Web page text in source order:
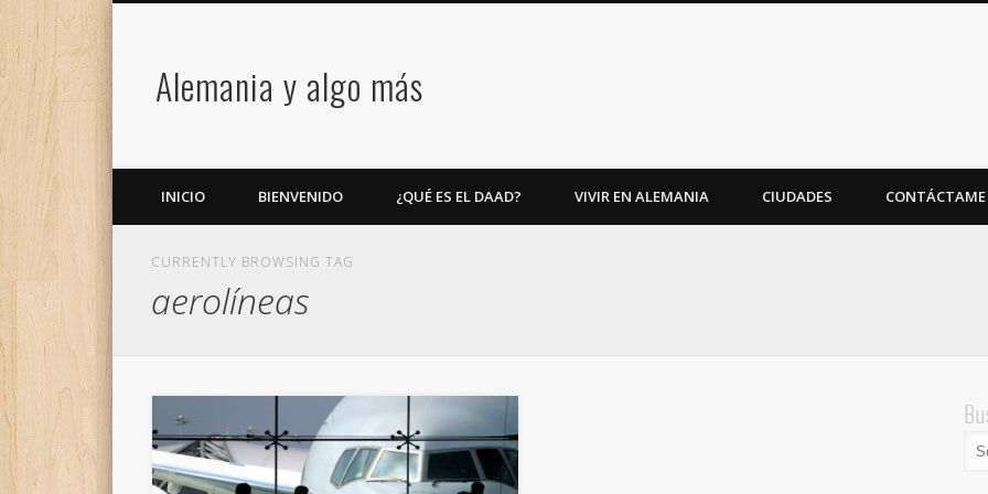
Alemania y algo más
INICIO BIENVENIDO ¿QUÉ ES EL DAAD? VIVIR EN ALEMANIA CIUDADES CONTÁCTAME
CURRENTLY BROWSING TAG
aerolíneas